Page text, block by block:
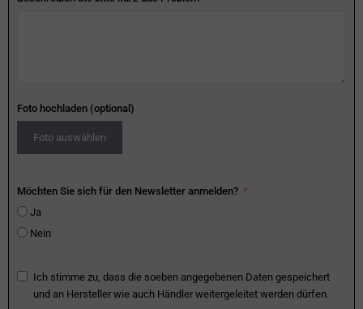
Foto hochladen (optional)
Foto auswählen
Möchten Sie sich für den Newsletter anmelden?
Ja
Nein
Ich stimme zu, dass die soeben angegebenen Daten gespeichert
und an Hersteller wie auch Händler weitergeleitet werden dürfen.